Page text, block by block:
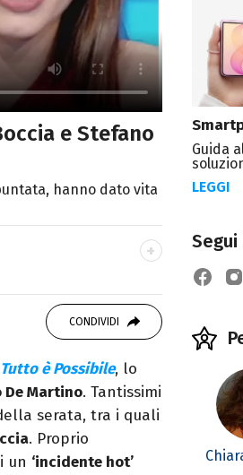
e Stefano
hanno dato vita
laureata in
la scrittura alla
CONDIVIDI
è Possibile, lo
De Martino. Tantissimi
serata, tra i quali
. Proprio
un ‘incidente hot’
Guida
LEGGI
Segui